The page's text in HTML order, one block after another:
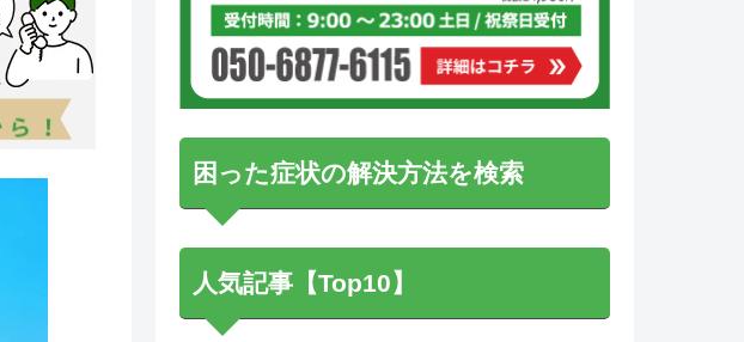
困った症状の解決方法を検索
人気記事【Top10】